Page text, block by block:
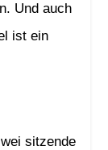
Und auch
ist ein
sitzende